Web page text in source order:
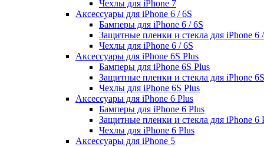
Чехлы для iPhone 7
Аксессуары для iPhone 6 / 6S
Бамперы для iPhone 6 / 6S
Защитные пленки и стекла для iPhone 6
Чехлы для iPhone 6 / 6S
Аксессуары для iPhone 6S Plus
Бамперы для iPhone 6S Plus
Защитные пленки и стекла для iPhone
Чехлы для iPhone 6S Plus
Аксессуары для iPhone 6 Plus
Бамперы для iPhone 6 Plus
Защитные пленки и стекла для iPhone 6
Чехлы для iPhone 6 Plus
Аксессуары для iPhone 5